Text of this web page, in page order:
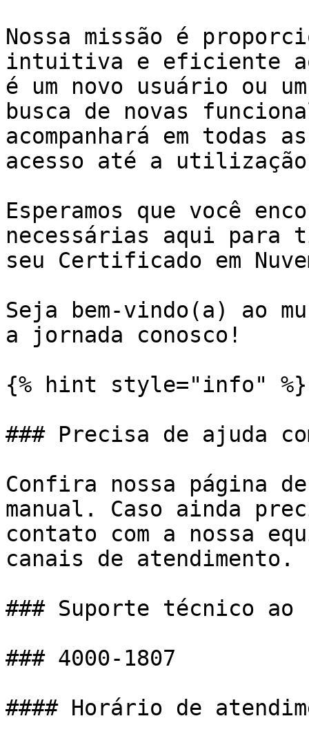
Nossa missão é
intuitiva e eficiente
é um novo usuário ou
busca de novas
acompanhará em todas
acesso até a
Esperamos que você
necessárias aqui para
seu Certificado em
Seja bem-vindo(a) ao
a jornada conosco!
{% hint style="info" %}
### Precisa de ajuda
Confira nossa página
manual. Caso ainda
contato com a nossa
canais de atendimento.
### Suporte técnico
### 4000-1807
#### Horário de